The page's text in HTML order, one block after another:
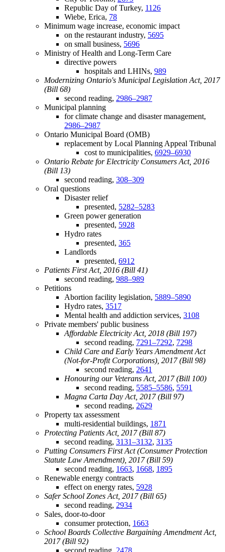
Republic Day of Turkey, 1126
Wiebe, Erica, 78
Minimum wage increase, economic impact
on the restaurant industry, 5695
on small business, 5696
Ministry of Health and Long-Term Care
directive powers
hospitals and LHINs, 989
Modernizing Ontario's Municipal Legislation Act, 2017
(Bill 68)
second reading, 2986–2987
Municipal planning
for climate change and disaster management,
2986–2987
Ontario Municipal Board (OMB)
replacement by Local Planning Appeal Tribunal
cost to municipalities, 6929–6930
Ontario Rebate for Electricity Consumers Act, 2016
(Bill 13)
second reading, 308–309
Oral questions
Disaster relief
presented, 5282–5283
Green power generation
presented, 5928
Hydro rates
presented, 365
Landlords
presented, 6912
Patients First Act, 2016 (Bill 41)
second reading, 988–989
Petitions
Abortion facility legislation, 5889–5890
Hydro rates, 3517
Mental health and addiction services, 3108
Private members' public business
Affordable Electricity Act, 2018 (Bill 197)
second reading, 7291–7292, 7298
Child Care and Early Years Amendment Act
(Not-for-Profit Corporations), 2017 (Bill 98)
second reading, 2641
Honouring our Veterans Act, 2017 (Bill 100)
second reading, 5585–5586, 5591
Magna Carta Day Act, 2017 (Bill 97)
second reading, 2629
Property tax assessment
multi-residential buildings, 1871
Protecting Patients Act, 2017 (Bill 87)
second reading, 3131–3132, 3135
Putting Consumers First Act (Consumer Protection
Statute Law Amendment), 2017 (Bill 59)
second reading, 1663, 1668, 1895
Renewable energy contracts
effect on energy rates, 5928
Safer School Zones Act, 2017 (Bill 65)
second reading, 2934
Sales, door-to-door
consumer protection, 1663
School Boards Collective Bargaining Amendment Act,
2017 (Bill 92)
second reading, 2478